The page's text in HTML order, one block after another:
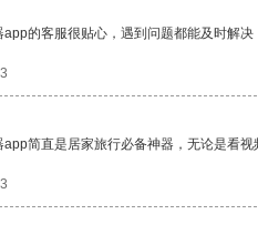
的客服很贴心，遇到问题都能及时解决
app简直是居家旅行必备神器，无论是看